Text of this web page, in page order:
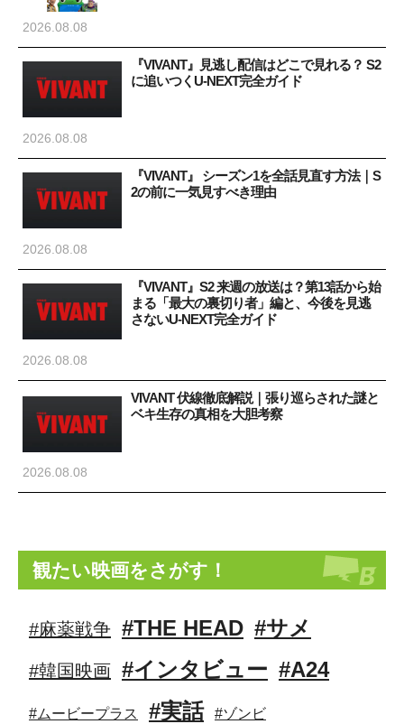
2026.08.08
『VIVANT』見逃し配信はどこで見れる？ S2
に追いつくU-NEXT完全ガイド
2026.08.08
『VIVANT』 シーズン1を全話見直す方法｜S
2の前に一気見すべき理由
2026.08.08
『VIVANT』S2 来週の放送は？第13話から始
まる「最大の裏切り者」編と、今後を見逃
さないU-NEXT完全ガイド
2026.08.08
VIVANT 伏線徹底解説｜張り巡らされた謎と
ベキ生存の真相を大胆考察
2026.08.08
観たい映画をさがす！
#麻薬戦争 #THE HEAD #サメ
#韓国映画 #インタビュー #A24
#ムービープラス #実話 #ゾンビ